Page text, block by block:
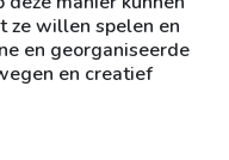
ze willen spelen en
en georganiseerde
en creatief